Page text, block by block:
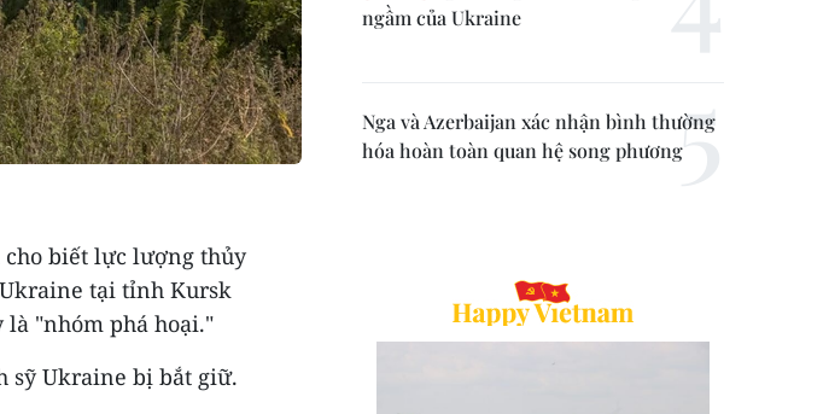
cho biết lực lượng thủy
tại tỉnh Kursk
là "nhóm phá hoại."
sỹ Ukraine bị bắt giữ.
ngầm của Ukraine
Nga và Azerbaijan xác nhận bình thường
hóa hoàn toàn quan hệ song phương